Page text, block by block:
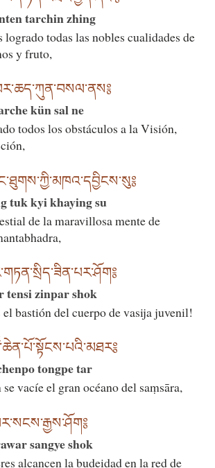
tarchin zhing
logrado todas las nobles cualidades de
y fruto,
kün sal ne
todos los obstáculos a la Visión,
tuk kyi khaying su
de la maravillosa mente de
tensi zinpar shok
el bastión del cuerpo de vasija juvenil!
tongpe tar
vacíe el gran océano del saṃsāra,
sangye shok
alcancen la budeidad en la red de